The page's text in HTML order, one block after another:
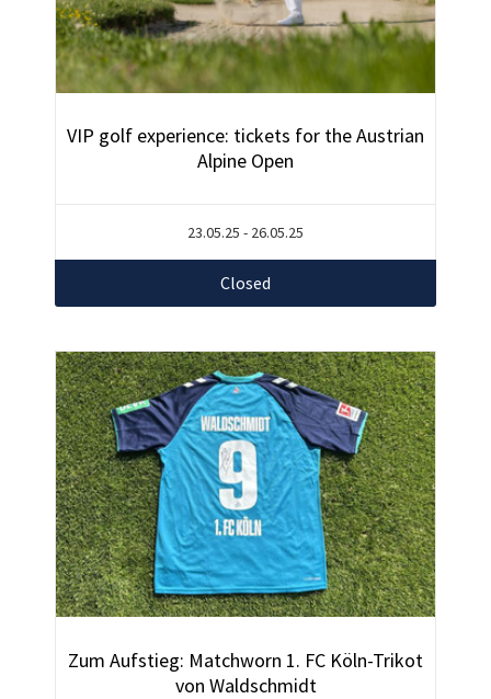
VIP golf experience: tickets for the Austrian
Alpine Open
23.05.25 - 26.05.25
Closed
Zum Aufstieg: Matchworn 1. FC Köln-Trikot
von Waldschmidt